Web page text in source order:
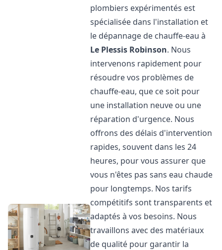
plombiers expérimentés est
spécialisée dans l'installation et
le dépannage de chauffe-eau à
Le Plessis Robinson. Nous
intervenons rapidement pour
résoudre vos problèmes de
chauffe-eau, que ce soit pour
une installation neuve ou une
réparation d'urgence. Nous
offrons des délais d'intervention
rapides, souvent dans les 24
heures, pour vous assurer que
vous n'êtes pas sans eau chaude
pour longtemps. Nos tarifs
compétitifs sont transparents et
adaptés à vos besoins. Nous
travaillons avec des matériaux
de qualité pour garantir la